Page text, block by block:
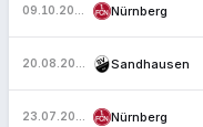
Nürnberg
Sandhausen
Nürnberg